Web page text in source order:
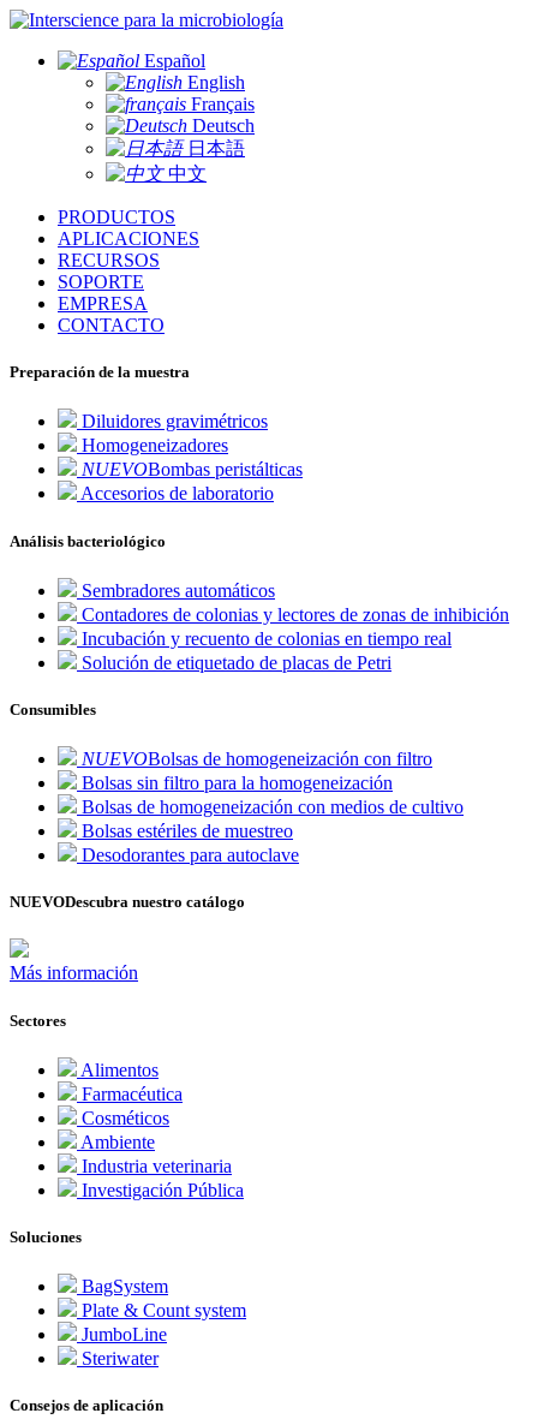
para la microbiología
Español
English
Français
Deutsch
日本語
中文
PRODUCTOS
APLICACIONES
RECURSOS
SOPORTE
EMPRESA
CONTACTO
Preparación de la muestra
Diluidores gravimétricos
Homogeneizadores
NUEVOBombas peristálticas
Accesorios de laboratorio
Análisis bacteriológico
Sembradores automáticos
Contadores de colonias y lectores de zonas de inhibición
Incubación y recuento de colonias en tiempo real
Solución de etiquetado de placas de Petri
Consumibles
NUEVOBolsas de homogeneización con filtro
Bolsas sin filtro para la homogeneización
Bolsas de homogeneización con medios de cultivo
Bolsas estériles de muestreo
Desodorantes para autoclave
NUEVODescubra nuestro catálogo
Más información
Sectores
Alimentos
Farmacéutica
Cosméticos
Ambiente
Industria veterinaria
Investigación Pública
Soluciones
BagSystem
Plate & Count system
JumboLine
Steriwater
Consejos de aplicación